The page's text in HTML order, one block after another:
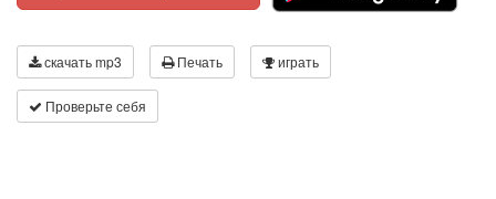
скачать mp3 Печать играть
Проверьте себя